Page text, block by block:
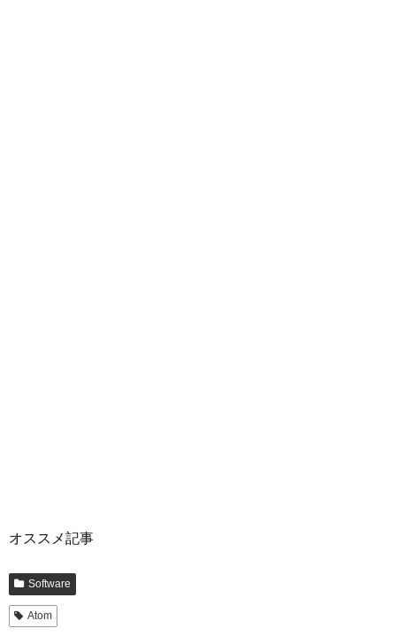
オススメ記事
Software
Atom